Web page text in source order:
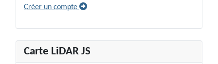
Créer un compte
Carte LiDAR JS